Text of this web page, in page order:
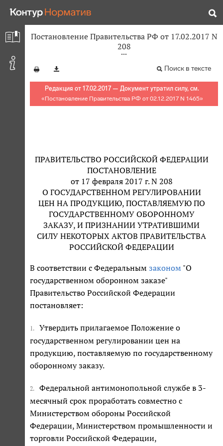
Постановление Правительства РФ от 17.02.2017 N
208
Поиск в тексте
Редакция от 17.02.2017 — Документ утратил силу, см.
«Постановление Правительства РФ от 02.12.2017 N 1465»
ПРАВИТЕЛЬСТВО РОССИЙСКОЙ ФЕДЕРАЦИИ
ПОСТАНОВЛЕНИЕ
от 17 февраля 2017 г. N 208
О ГОСУДАРСТВЕННОМ РЕГУЛИРОВАНИИ
ЦЕН НА ПРОДУКЦИЮ, ПОСТАВЛЯЕМУЮ ПО
ГОСУДАРСТВЕННОМУ ОБОРОННОМУ
ЗАКАЗУ, И ПРИЗНАНИИ УТРАТИВШИМИ
СИЛУ НЕКОТОРЫХ АКТОВ ПРАВИТЕЛЬСТВА
РОССИЙСКОЙ ФЕДЕРАЦИИ
В соответствии с Федеральным законом "О
государственном оборонном заказе"
Правительство Российской Федерации
постановляет:
1.
Утвердить прилагаемое Положение о
государственном регулировании цен на
продукцию, поставляемую по государственному
оборонному заказу.
2.
Федеральной антимонопольной службе в 3-
месячный срок проработать совместно с
Министерством обороны Российской
Федерации, Министерством промышленности и
торговли Российской Федерации,